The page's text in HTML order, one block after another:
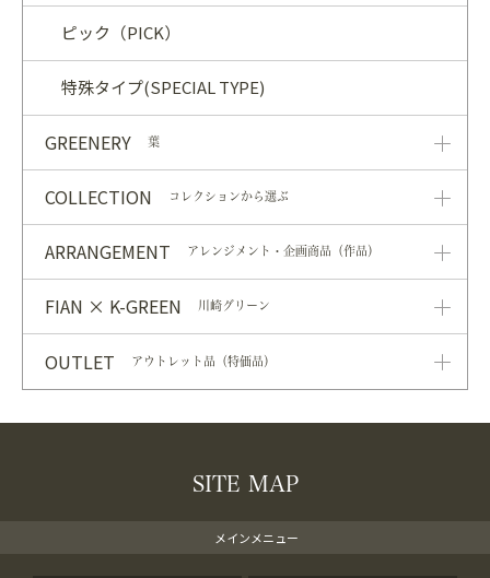
ピック（PICK）
特殊タイプ(SPECIAL TYPE)
GREENERY 葉
COLLECTION コレクションから選ぶ
ARRANGEMENT アレンジメント・企画商品（作品）
FIAN × K-GREEN 川崎グリーン
OUTLET アウトレット品（特価品）
SITE MAP
メインメニュー